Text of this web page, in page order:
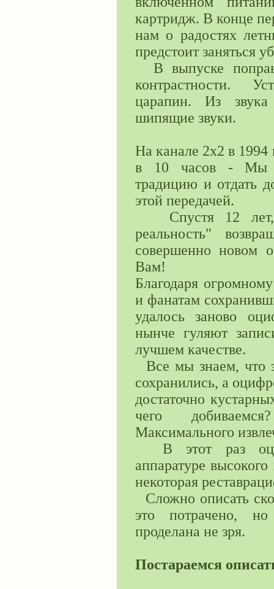
картридж. В конце
нам о радостях
предстоит заняться
В выпуске
контрастности.
царапин. Из
шипящие звуки.
На канале 2x2 в
в 10 часов - Мы
традицию и отдать
этой передачей.
Спустя 12 лет,
реальность"
совершенно новом
Вам!
Благодаря
и фанатам
удалось заново
нынче гуляют
лучшем качестве.
Все мы знаем, что
сохранились, а
достаточно
чего
Максимального
В этот раз
аппаратуре
некоторая
Сложно описать
это потрачено,
проделана не зря.
Постараемся